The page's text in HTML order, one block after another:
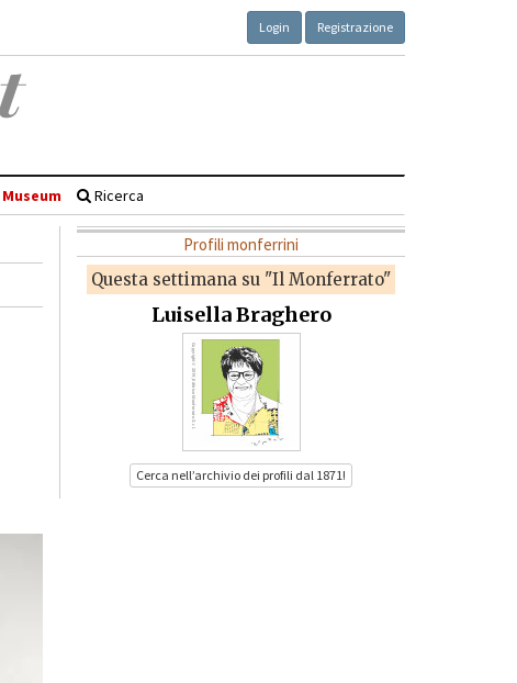
Login Registrazione
Museum Ricerca
Profili monferrini
Questa settimana su "Il Monferrato"
Luisella Braghero
Cerca nell’archivio dei profili dal 1871!